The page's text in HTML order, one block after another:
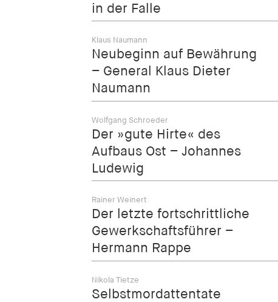
in der Falle
Klaus Naumann
Neubeginn auf Bewährung
– General Klaus Dieter
Naumann
Wolfgang Schroeder
Der »gute Hirte« des
Aufbaus Ost – Johannes
Ludewig
Rainer Weinert
Der letzte fortschrittliche
Gewerkschaftsführer –
Hermann Rappe
Nikola Tietze
Selbstmordattentate